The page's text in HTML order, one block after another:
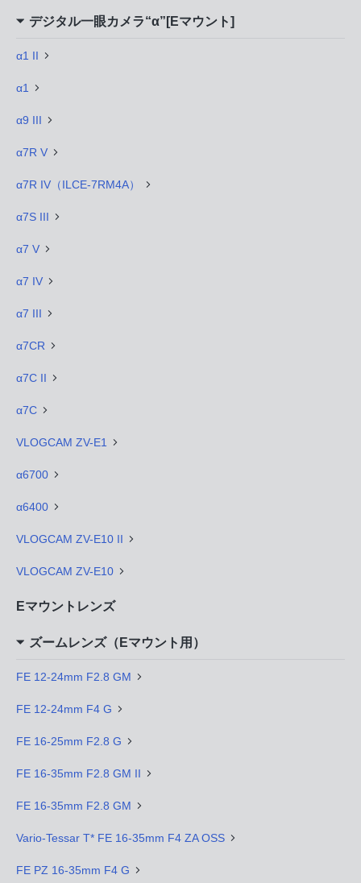
デジタル一眼カメラ“α”[Eマウント]
α1 II
α1
α9 III
α7R V
α7R IV（ILCE-7RM4A）
α7S III
α7 V
α7 IV
α7 III
α7CR
α7C II
α7C
VLOGCAM ZV-E1
α6700
α6400
VLOGCAM ZV-E10 II
VLOGCAM ZV-E10
Eマウントレンズ
ズームレンズ（Eマウント用）
FE 12-24mm F2.8 GM
FE 12-24mm F4 G
FE 16-25mm F2.8 G
FE 16-35mm F2.8 GM II
FE 16-35mm F2.8 GM
Vario-Tessar T* FE 16-35mm F4 ZA OSS
FE PZ 16-35mm F4 G